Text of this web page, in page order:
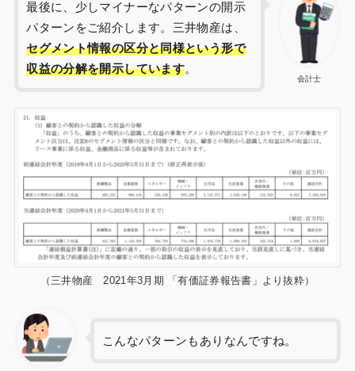
会計士
最後に、少しマイナーなパターンの開示
パターンをご紹介します。三井物産は、
セグメント情報の区分と同様という形で
収益の分解を開示しています。
（三井物産 2021年3月期 「有価証券報告書」より抜粋）
こんなパターンもありなんですね。